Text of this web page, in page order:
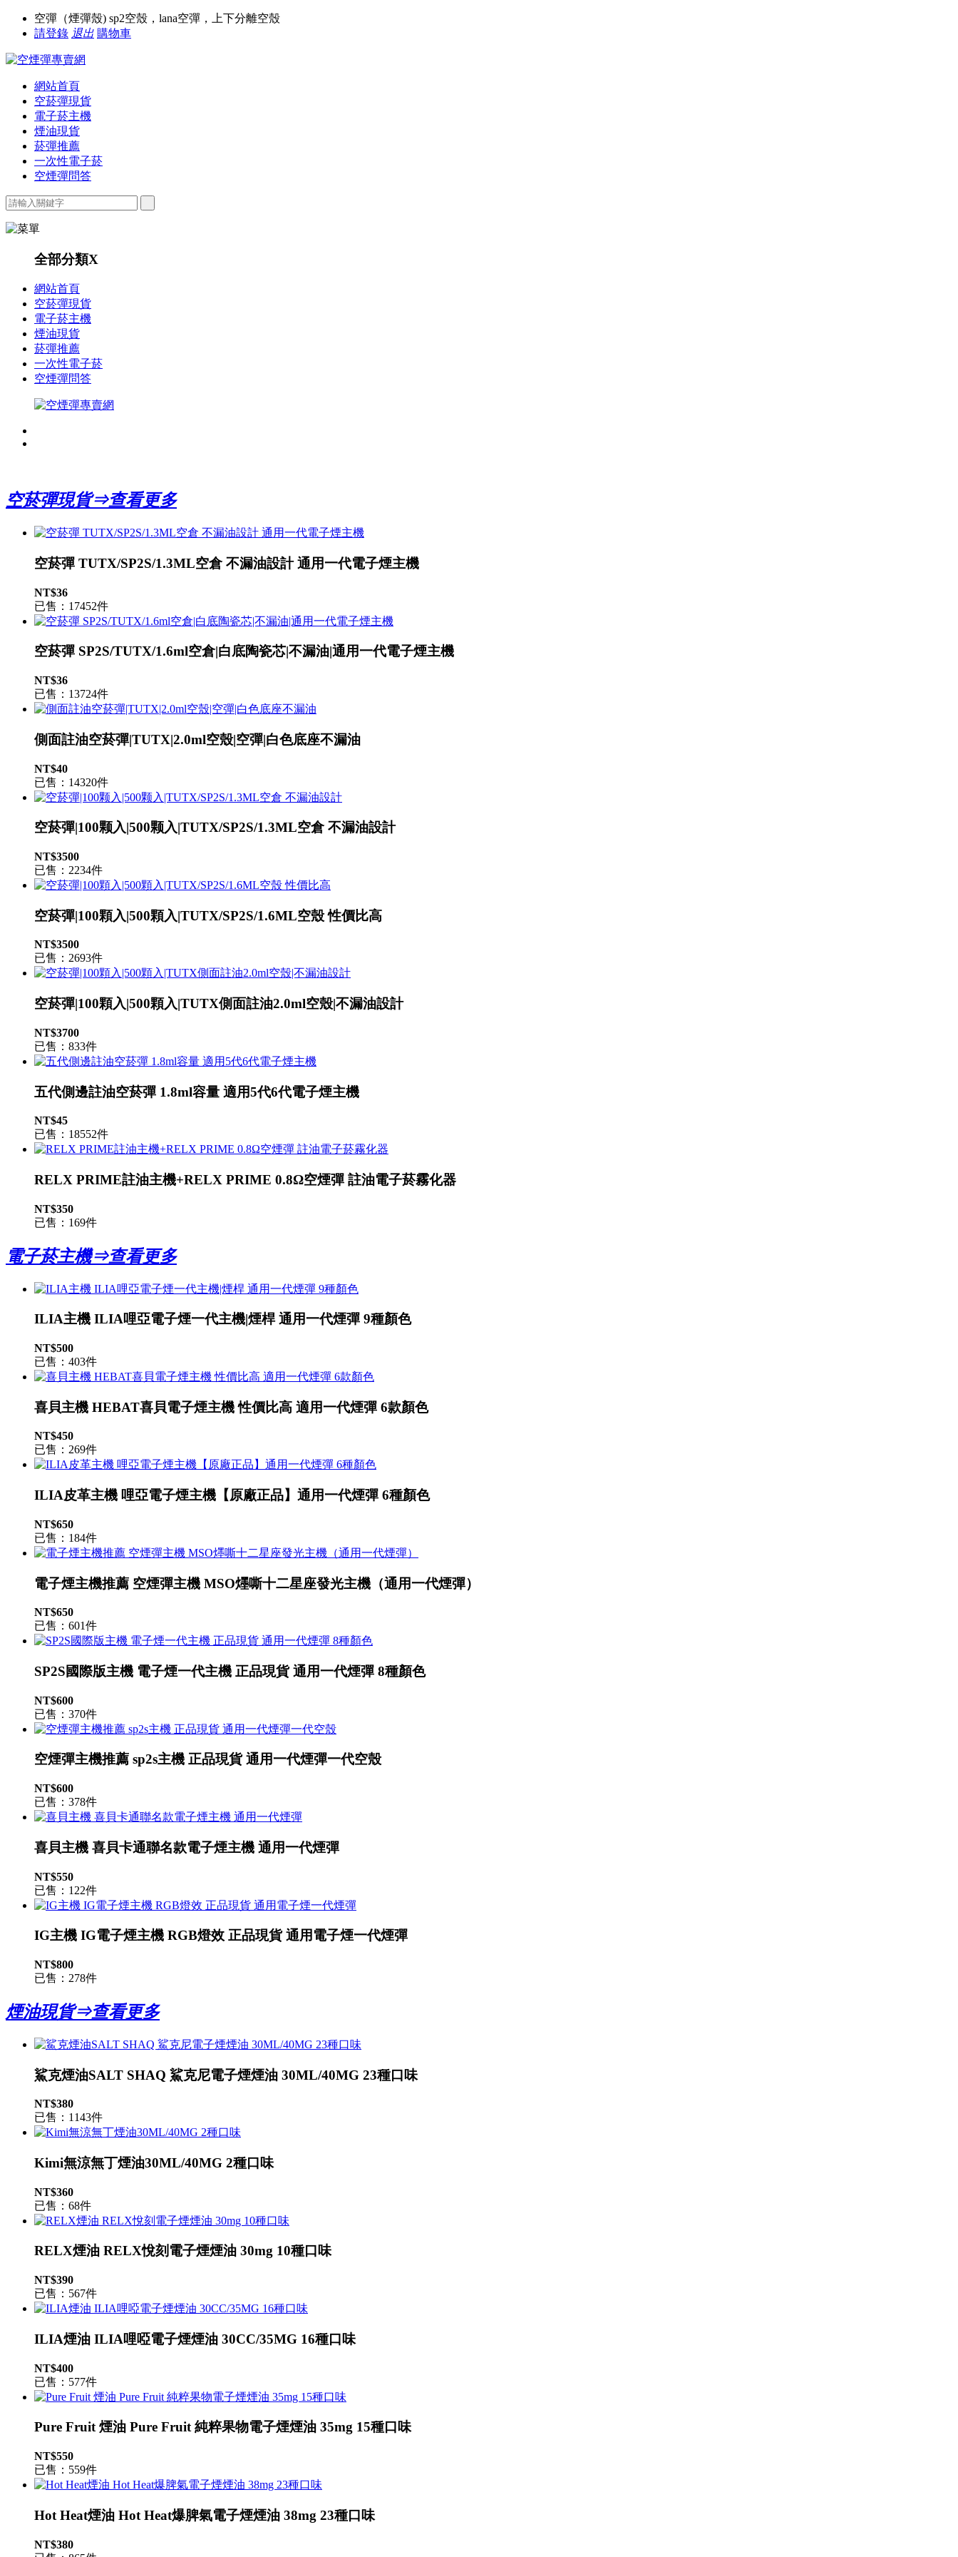
空彈（煙彈殼) sp2空殼，lana空彈，上下分離空殼
請登錄 退出 購物車
網站首頁
空菸彈現貨
電子菸主機
煙油現貨
菸彈推薦
一次性電子菸
空煙彈問答
全部分類X
網站首頁
空菸彈現貨
電子菸主機
煙油現貨
菸彈推薦
一次性電子菸
空煙彈問答
空菸彈現貨⇒查看更多
空菸彈 TUTX/SP2S/1.3ML空倉 不漏油設計 通用一代電子煙主機
NT$36
已售：17452件
空菸彈 SP2S/TUTX/1.6ml空倉|白底陶瓷芯|不漏油|通用一代電子煙主機
NT$36
已售：13724件
側面註油空菸彈|TUTX|2.0ml空殼|空彈|白色底座不漏油
NT$40
已售：14320件
空菸彈|100颗入|500颗入|TUTX/SP2S/1.3ML空倉 不漏油設計
NT$3500
已售：2234件
空菸彈|100顆入|500顆入|TUTX/SP2S/1.6ML空殼 性價比高
NT$3500
已售：2693件
空菸彈|100顆入|500顆入|TUTX側面註油2.0ml空殼|不漏油設計
NT$3700
已售：833件
五代側邊註油空菸彈 1.8ml容量 適用5代6代電子煙主機
NT$45
已售：18552件
RELX PRIME註油主機+RELX PRIME 0.8Ω空煙彈 註油電子菸霧化器
NT$350
已售：169件
電子菸主機⇒查看更多
ILIA主機 ILIA哩亞電子煙一代主機|煙桿 通用一代煙彈 9種顏色
NT$500
已售：403件
喜貝主機 HEBAT喜貝電子煙主機 性價比高 適用一代煙彈 6款顏色
NT$450
已售：269件
ILIA皮革主機 哩亞電子煙主機【原廠正品】通用一代煙彈 6種顏色
NT$650
已售：184件
電子煙主機推薦 空煙彈主機 MSO爅嘶十二星座發光主機（通用一代煙彈）
NT$650
已售：601件
SP2S國際版主機 電子煙一代主機 正品現貨 通用一代煙彈 8種顏色
NT$600
已售：370件
空煙彈主機推薦 sp2s主機 正品現貨 通用一代煙彈一代空殼
NT$600
已售：378件
喜貝主機 喜貝卡通聯名款電子煙主機 通用一代煙彈
NT$550
已售：122件
IG主機 IG電子煙主機 RGB燈效 正品現貨 通用電子煙一代煙彈
NT$800
已售：278件
煙油現貨⇒查看更多
鯊克煙油SALT SHAQ 鯊克尼電子煙煙油 30ML/40MG 23種口味
NT$380
已售：1143件
Kimi無涼無丁煙油30ML/40MG 2種口味
NT$360
已售：68件
RELX煙油 RELX悅刻電子煙煙油 30mg 10種口味
NT$390
已售：567件
ILIA煙油 ILIA哩啞電子煙煙油 30CC/35MG 16種口味
NT$400
已售：577件
Pure Fruit 煙油 Pure Fruit 純粹果物電子煙煙油 35mg 15種口味
NT$550
已售：559件
Hot Heat煙油 Hot Heat爆脾氣電子煙煙油 38mg 23種口味
NT$380